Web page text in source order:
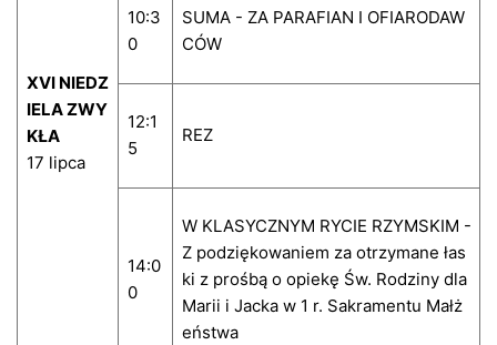
XVI NIEDZ
IELA ZWY
KŁA
17 lipca
10:3
0
SUMA - ZA PARAFIAN I OFIARODAW
CÓW
12:1
5
REZ
14:0
0
W KLASYCZNYM RYCIE RZYMSKIM -
Z podziękowaniem za otrzymane łas
ki z prośbą o opiekę Św. Rodziny dla
Marii i Jacka w 1 r. Sakramentu Małż
eństwa